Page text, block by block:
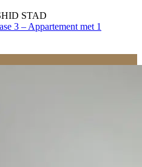
STAD
3 – Appartement met 1